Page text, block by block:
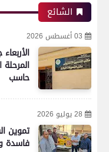
الشائع
03 أغسطس 2026
حاسب
28 يوليو 2026
فاسدة
بعدسة الخبر
الأول لمباراة
نهائي كأس
رياضة